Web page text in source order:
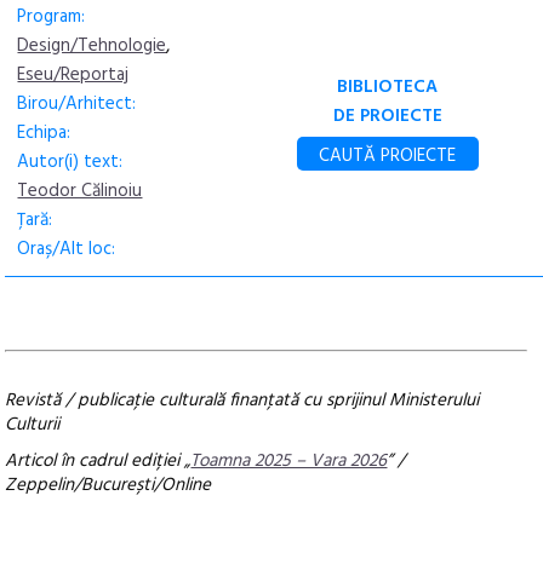
Program:
Design/Tehnologie,
Eseu/Reportaj
Birou/Arhitect:
Echipa:
Autor(i) text:
Teodor Călinoiu
Țară:
Oraș/Alt loc:
BIBLIOTECA
DE PROIECTE
CAUTĂ PROIECTE
Revistă / publicaţie culturală finanţată cu sprijinul Ministerului
Culturii
Articol în cadrul ediției „Toamna 2025 – Vara 2026” /
Zeppelin/București/Online